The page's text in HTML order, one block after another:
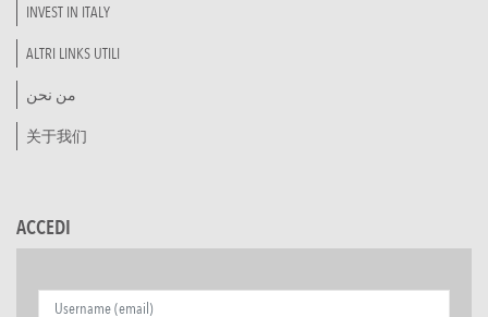
INVEST IN ITALY
ALTRI LINKS UTILI
من نحن
关于我们
ACCEDI